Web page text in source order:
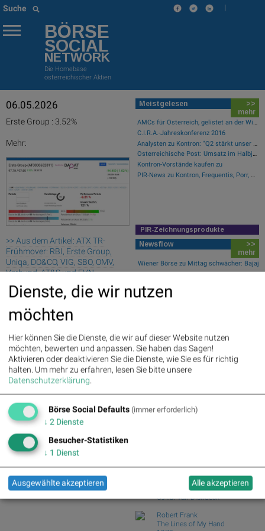
Suche |
BÖRSE
SOCIAL
NETWORK
Die Homebase
österreichischer Aktien
06.05.2026
Erste Group : 3.52%
Mehr:
>> Aus dem Artikel: ATX TR-
Frühmover: RBI, Erste Group,
Uniqa, DO&CO, VIG, SBO, OMV,
Verbund, AT&S und EVN
Palfinger : 1.32% » Details
voestalpine : 0.23%
CA Immo : 0.21%
Uniqa : 0.05%
DO&CO : 0.00%» Details
Erste Group : -1.19%» Details
Bawag : -1.34%» Details
Strabag : -1.56% » Details
AT&S : -2.23%» Details
Österreichische Post : -4.48%
Meistgelesen
>>
mehr
AMCs für Österreich, gelistet an der Wiener Börse
C.I.R.A.-Jahreskonferenz 2016
Analysten zu Kontron: "Q2 stärkt unser Vertrauen in die verbesserte operative Qualität"
Österreichische Post: Umsatz im Halbjahr gestiegen, Ergebnis rückläufig
Kontron-Vorstände kaufen zu
PIR-News zu Kontron, Frequentis, Porr, BKS, Research zu Erste Group, Verbund (Christine Petzwinkler)
PIR-Zeichnungsprodukte
Newsflow
>>
mehr
Wiener Börse zu Mittag schwächer: Bajaj
Fear of missing out bei wikifolio
07.08.26: Alpha...
ATX TR-Frühmover: Österreichische
Post, AT&S, Str...
DAX-Frühmover: DAIMLER TRUCK HLD...,
SAP, Scout24...
Vertrauen ...
Börse Social Club Board
Wij zijn 17
C.A.J. van Dishoeck
Robert Frank
The Lines of My Hand
Dienste, die wir nutzen
möchten
Hier können Sie die Dienste, die wir auf dieser Website nutzen
möchten, bewerten und anpassen. Sie haben das Sagen!
Aktivieren oder deaktivieren Sie die Dienste, wie Sie es für richtig
halten. Um mehr zu erfahren, lesen Sie bitte unsere
Datenschutzerklärung.
Börse Social Defaults (immer erforderlich)
↓ 2 Dienste
Besucher-Statistiken
↓ 1 Dienst
Ausgewählte akzeptieren Alle akzeptieren